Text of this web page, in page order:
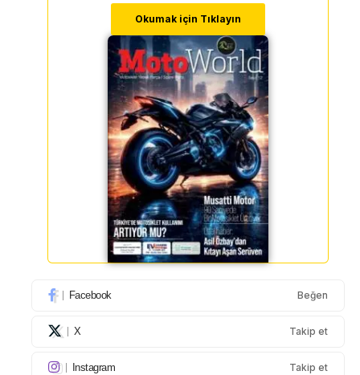
Okumak için Tıklayın
Facebook Beğen
X Takip et
Instagram Takip et